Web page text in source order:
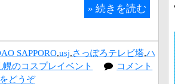
» 続きを読む
SAPPORO, usj さっぽろテレビ塔, ハ
幌のコスプレイベント
コメント
をどうぞ